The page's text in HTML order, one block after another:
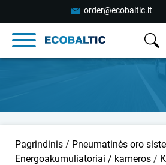
order@ecobaltic.lt
Pagrindinis / Pneumatinės oro
Energoakumuliatoriai / kameros /